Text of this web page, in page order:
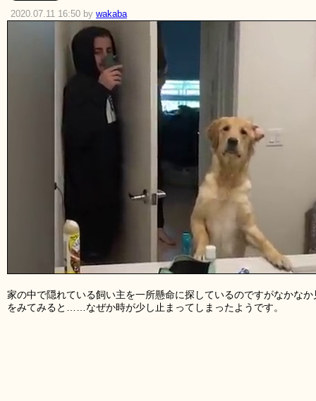
2020.07.11 16:50 by wakaba
家の中で隠れている飼い主を一所懸命に探しているのですがなかな
をみてみると……なぜか時が少し止まってしまったようです。